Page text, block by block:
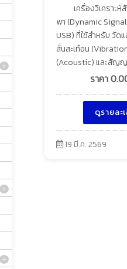
เครื่องวิเครา
พา (Dynamic
USB) ที่ใช้สำหรับ วัดแ
สั่นสะเทือน
(Acoustic) และสัญ
ราคา
ดูรายละ
19 มี.ค. 2569